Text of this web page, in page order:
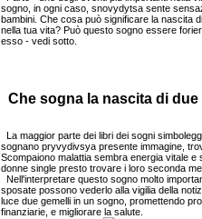
sogno, in ogni caso, snovydytsa sente
bambini. Che cosa può significare la nascita
nella tua vita? Può questo sogno essere
esso - vedi sotto.
Che sogna la nascita di
La maggior parte dei libri dei sogni
sognano pryvydivsya presente immagine,
Scompaiono malattia sembra energia vitale
donne single presto trovare i loro seconda
Nell'interpretare questo sogno molto
sposate possono vederlo alla vigilia della
luce due gemelli in un sogno, promettendo
finanziarie, e migliorare la salute.